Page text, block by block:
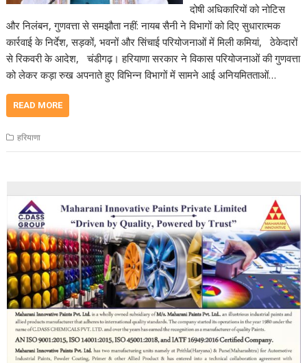
दोषी अधिकारियों को नोटिस
और निलंबन, गुणवत्ता से समझौता नहीं: नायब सैनी ने विभागों को दिए सुधारात्मक
कार्रवाई के निर्देश, सड़कों, भवनों और सिंचाई परियोजनाओं में मिली कमियां, ठेकेदारों
से रिकवरी के आदेश, चंडीगढ़। हरियाणा सरकार ने विकास परियोजनाओं की गुणवत्ता
को लेकर कड़ा रुख अपनाते हुए विभिन्न विभागों में सामने आई अनियमितताओं…
READ MORE
हरियाणा